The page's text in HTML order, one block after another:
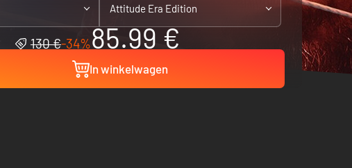
Attitude Era Edition
130 €-34%85.99 €
In winkelwagen